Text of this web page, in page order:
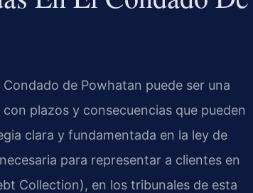
de Powhatan puede ser una
plazos y consecuencias que pueden
clara y fundamentada en la ley de
para representar a clientes en
Collection), en los tribunales de esta